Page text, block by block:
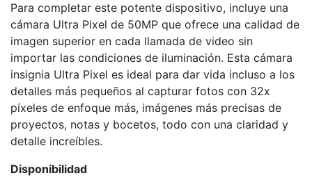
Para completar este potente dispositivo, incluye una
cámara Ultra Pixel de 50MP que ofrece una calidad de
imagen superior en cada llamada de video sin
importar las condiciones de iluminación. Esta cámara
insignia Ultra Pixel es ideal para dar vida incluso a los
detalles más pequeños al capturar fotos con 32x
píxeles de enfoque más, imágenes más precisas de
proyectos, notas y bocetos, todo con una claridad y
detalle increíbles.
Disponibilidad